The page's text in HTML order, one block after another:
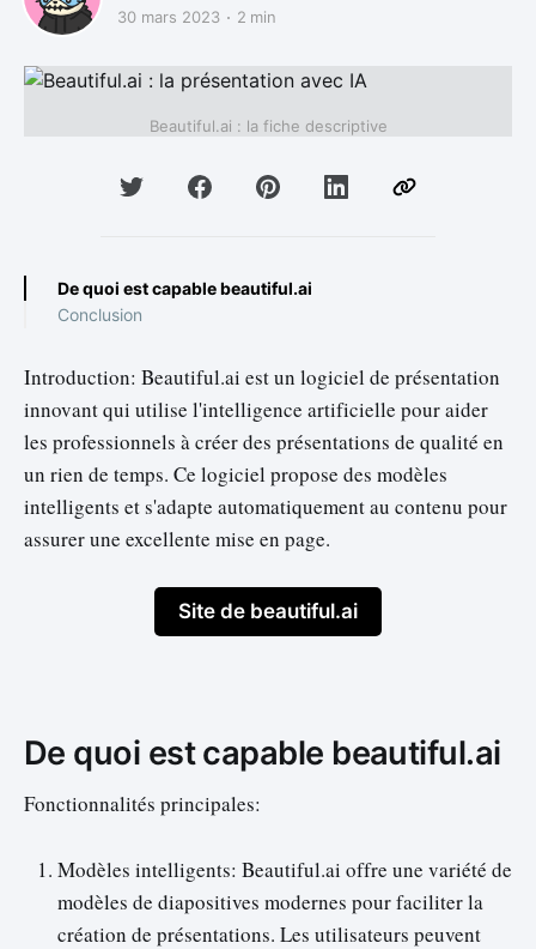
30 mars 2023 2 min
Beautiful.ai : la fiche descriptive
De quoi est capable beautiful.ai
Conclusion
Introduction: Beautiful.ai est un logiciel de présentation
innovant qui utilise l'intelligence artificielle pour aider
les professionnels à créer des présentations de qualité en
un rien de temps. Ce logiciel propose des modèles
intelligents et s'adapte automatiquement au contenu pour
assurer une excellente mise en page.
Site de beautiful.ai
De quoi est capable beautiful.ai
Fonctionnalités principales:
Modèles intelligents: Beautiful.ai offre une variété de
modèles de diapositives modernes pour faciliter la
création de présentations. Les utilisateurs peuvent